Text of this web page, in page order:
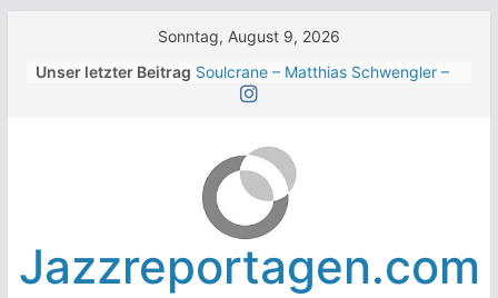
Sonntag, August 9, 2026
Unser letzter Beitrag Soulcrane – Matthias Schwengler –
Walter Trout Band beim Winterbach
Zeltspektakel 2026
The Cinelli Brothers beim
Winterbach Zeltspektakel 2026
Jean-Michel Jarre bei den jazz open
Modena auf der Piazza Roma 2026
Jazzreportagen.com